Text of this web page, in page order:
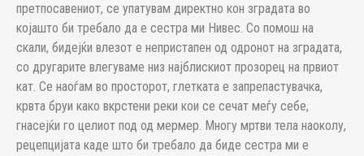
претпосавениот, се упатувам директно кон зградата во
којашто би требало да е сестра ми Нивес. Со помош на
скали, бидејќи влезот е непристапен од одронот на зградата,
со другарите влегуваме низ најблискиот прозорец на првиот
кат. Се наоѓам во просторот, глетката е запрепастувачка,
крвта бруи како вкрстени реки кои се сечат меѓу себе,
гнасејќи го целиот под од мермер. Многу мртви тела наоколу,
рецепцијата каде што би требало да биде сестра ми е